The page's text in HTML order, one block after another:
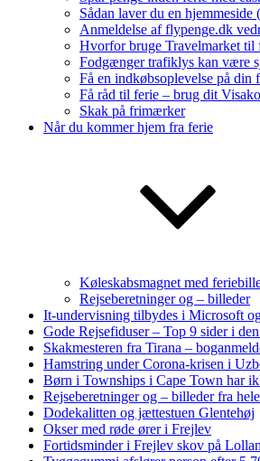
Sådan laver du en hjemmeside
Anmeldelse af flypenge.dk
Hvorfor bruge Travelmarket til
Fodgænger trafiklys kan være
Få en indkøbsoplevelse på din
Få råd til ferie – brug dit
Skak på frimærker
Når du kommer hjem fra ferie
Køleskabsmagnet med
Rejseberetninger og – billeder
It-undervisning tilbydes i Microsoft
Gode Rejsefiduser – Top 9 sider i den
Skakmesteren fra Tirana –
Hamstring under Corona-krisen i
Børn i Townships i Cape Town har
Rejseberetninger og – billeder fra
Dodekalitten og jættestuen Glentehøj
Okser med røde ører i Frejlev
Fortidsminder i Frejlev skov på